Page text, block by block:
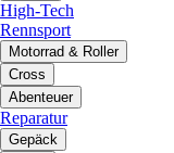
High-Tech
Rennsport
Motorrad & Roller
Cross
Abenteuer
Reparatur
Gepäck